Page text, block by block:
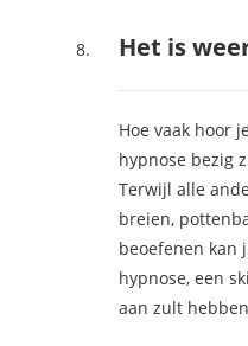
Het is
Hoe vaak hoor
hypnose bezig
Terwijl alle
breien,
beoefenen kan
hypnose, een
aan zult